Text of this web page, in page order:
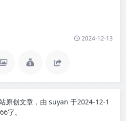
2024-12-13
原创文章，由 suyan 于2024-12-1
字。